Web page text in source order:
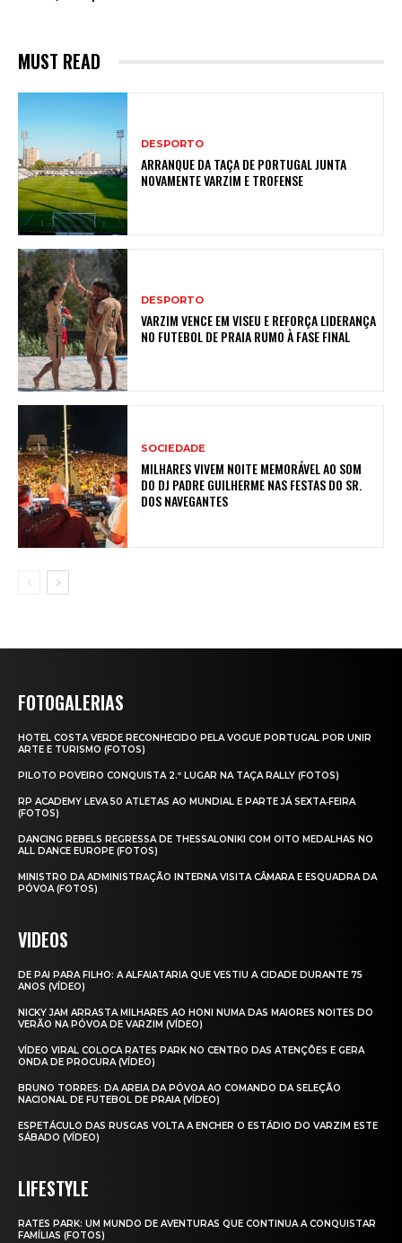
MUST READ
DESPORTO
ARRANQUE DA TAÇA DE PORTUGAL JUNTA
NOVAMENTE VARZIM E TROFENSE
DESPORTO
VARZIM VENCE EM VISEU E REFORÇA LIDERANÇA
NO FUTEBOL DE PRAIA RUMO À FASE FINAL
SOCIEDADE
MILHARES VIVEM NOITE MEMORÁVEL AO SOM
DO DJ PADRE GUILHERME NAS FESTAS DO SR.
DOS NAVEGANTES
FOTOGALERIAS
HOTEL COSTA VERDE RECONHECIDO PELA VOGUE PORTUGAL POR UNIR
ARTE E TURISMO (FOTOS)
PILOTO POVEIRO CONQUISTA 2.º LUGAR NA TAÇA RALLY (FOTOS)
RP ACADEMY LEVA 50 ATLETAS AO MUNDIAL E PARTE JÁ SEXTA‑FEIRA
(FOTOS)
DANCING REBELS REGRESSA DE THESSALONIKI COM OITO MEDALHAS NO
ALL DANCE EUROPE (FOTOS)
MINISTRO DA ADMINISTRAÇÃO INTERNA VISITA CÂMARA E ESQUADRA DA
PÓVOA (FOTOS)
VIDEOS
DE PAI PARA FILHO: A ALFAIATARIA QUE VESTIU A CIDADE DURANTE 75
ANOS (VÍDEO)
NICKY JAM ARRASTA MILHARES AO HONI NUMA DAS MAIORES NOITES DO
VERÃO NA PÓVOA DE VARZIM (VÍDEO)
VÍDEO VIRAL COLOCA RATES PARK NO CENTRO DAS ATENÇÕES E GERA
ONDA DE PROCURA (VÍDEO)
BRUNO TORRES: DA AREIA DA PÓVOA AO COMANDO DA SELEÇÃO
NACIONAL DE FUTEBOL DE PRAIA (VÍDEO)
ESPETÁCULO DAS RUSGAS VOLTA A ENCHER O ESTÁDIO DO VARZIM ESTE
SÁBADO (VÍDEO)
LIFESTYLE
RATES PARK: UM MUNDO DE AVENTURAS QUE CONTINUA A CONQUISTAR
FAMÍLIAS (FOTOS)